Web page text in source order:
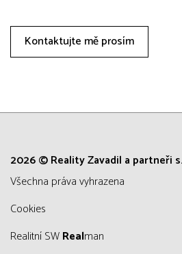
Kontaktujte mě prosím
2026 © Reality Zavadil a partneři
všechna práva vyhrazena
Cookies
Realitní SWRealman